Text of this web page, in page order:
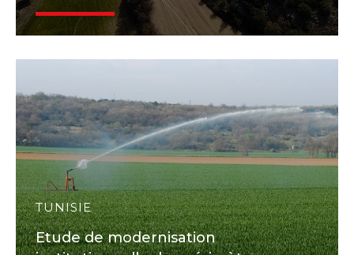
TUNISIE
Etude de modernisation